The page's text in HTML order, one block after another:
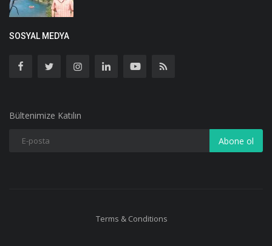
SOSYAL MEDYA
Bültenimize Katılın
Abone ol
Terms & Conditions